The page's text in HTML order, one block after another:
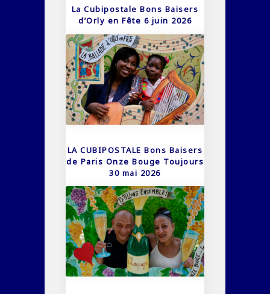
La Cubipostale Bons Baisers
d’Orly en Fête 6 juin 2026
LA CUBIPOSTALE Bons Baisers
de Paris Onze Bouge Toujours
30 mai 2026